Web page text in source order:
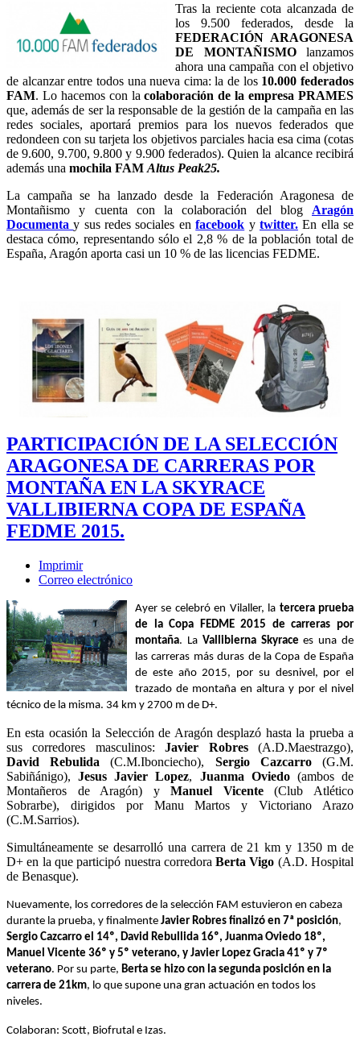
Tras la reciente cota alcanzada de
los 9.500 federados, desde la
FEDERACIÓN ARAGONESA
DE MONTAÑISMOlanzamos
ahora una campaña con el objetivo
de alcanzar entre todos una nueva cima: la de los 10.000 federados
FAM. Lo hacemos con lacolaboración de la empresa PRAMES
que, además de ser la responsable de la gestión de la campaña en las
redes sociales, aportará premios para los nuevos federados que
redondeen con su tarjeta los objetivos parciales hacia esa cima (cotas
de 9.600, 9.700, 9.800 y 9.900 federados). Quien la alcance recibirá
además una mochila FAM Altus Peak25.
La campaña se ha lanzado desde la Federación Aragonesa de
Montañismo y cuenta con la colaboración del blog Aragón
Documenta y sus redes sociales enfacebook y twitter.En ella se
destaca cómo, representando sólo el 2,8 % de la población total de
España, Aragón aporta casi un 10 % de las licencias FEDME.
PARTICIPACIÓN DE LA SELECCIÓN
ARAGONESA DE CARRERAS POR
MONTAÑA EN LA SKYRACE
VALLIBIERNA COPA DE ESPAÑA
FEDME 2015.
Imprimir
Correo electrónico
Ayer se celebró en Vilaller, la tercera prueba
de la Copa FEDME 2015 de carreras por
montaña. La Vallibierna Skyrace es una de
las carreras más duras de la Copa de España
de este año 2015, por su desnivel, por el
trazado de montaña en altura y por el nivel
técnico de la misma. 34 km y 2700 m de D+.
En esta ocasión la Selección de Aragón desplazó hasta la prueba a
sus corredores masculinos:Javier Robres(A.D.Maestrazgo),
David Rebulida (C.M.Ibonciecho), Sergio Cazcarro(G.M.
Sabiñánigo),Jesus Javier Lopez, Juanma Oviedo(ambos de
Montañeros de Aragón) yManuel Vicente(Club Atlético
Sobrarbe), dirigidos por Manu Martos y Victoriano Arazo
(C.M.Sarrios).
Simultáneamente se desarrolló una carrera de 21 km y 1350 m de
D+ en la que participó nuestra corredoraBerta Vigo (A.D. Hospital
de Benasque).
Nuevamente, los corredores de la selección FAM estuvieron en cabeza
durante la prueba, y finalmente Javier Robres finalizó en 7ª posición,
Sergio Cazcarro el 14º, David Rebullida 16º, Juanma Oviedo 18º,
Manuel Vicente 36º y 5º veterano, y Javier Lopez Gracia 41º y 7º
veterano. Por su parte, Berta se hizo con la segunda posición en la
carrera de 21km, lo que supone una gran actuación en todos los
niveles.
Colaboran: Scott, Biofrutal e Izas.